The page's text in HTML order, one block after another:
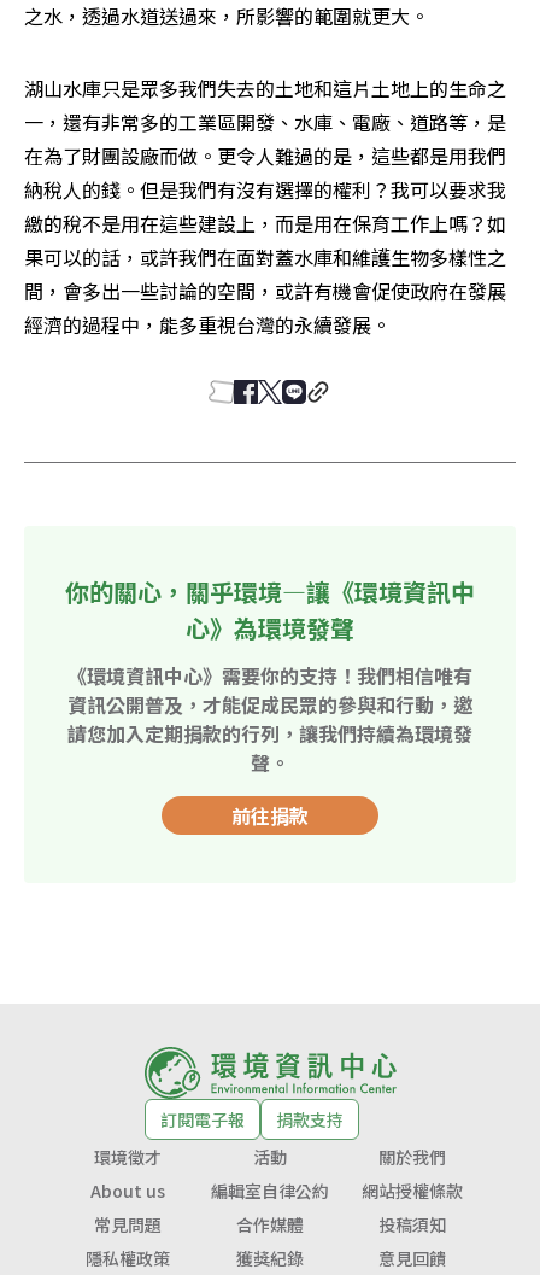
之水，透過水道送過來，所影響的範圍就更大。
湖山水庫只是眾多我們失去的土地和這片土地上的生命之
一，還有非常多的工業區開發、水庫、電廠、道路等，是
在為了財團設廠而做。更令人難過的是，這些都是用我們
納稅人的錢。但是我們有沒有選擇的權利？我可以要求我
繳的稅不是用在這些建設上，而是用在保育工作上嗎？如
果可以的話，或許我們在面對蓋水庫和維護生物多樣性之
間，會多出一些討論的空間，或許有機會促使政府在發展
經濟的過程中，能多重視台灣的永續發展。
你的關心，關乎環境—讓《環境資訊中
心》為環境發聲
《環境資訊中心》需要你的支持！我們相信唯有
資訊公開普及，才能促成民眾的參與和行動，邀
請您加入定期捐款的行列，讓我們持續為環境發
聲。
前往捐款
訂閱電子報
捐款支持
環境徵才
活動
關於我們
About us
編輯室自律公約
網站授權條款
常見問題
合作媒體
投稿須知
隱私權政策
獲獎紀錄 意見回饋